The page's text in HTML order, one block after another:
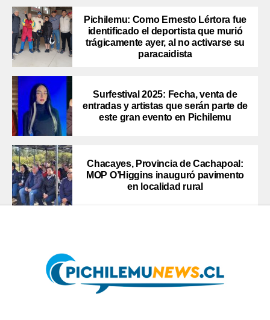
Pichilemu: Como Ernesto Lértora fue
identificado el deportista que murió
trágicamente ayer, al no activarse su
paracaidista
Surfestival 2025: Fecha, venta de
entradas y artistas que serán parte de
este gran evento en Pichilemu
Chacayes, Provincia de Cachapoal:
MOP O’Higgins inauguró pavimento
en localidad rural